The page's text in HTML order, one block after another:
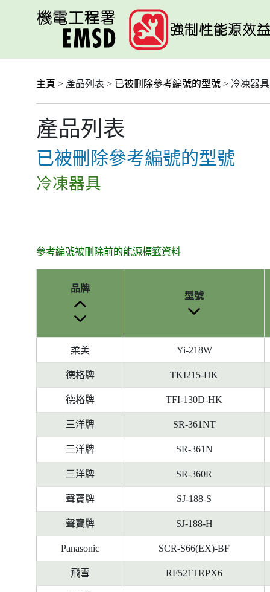
主頁 > 產品列表 > 已被刪除參考編號的型號 > 冷凍器具
產品列表
已被刪除參考編號的型號
冷凍器具
參考編號被刪除前的能源標籤資料
號
的
源
品牌
型號
柔美 Yi-218W
德格牌 TKI215-HK
德格牌 TFI-130D-HK
三洋牌 SR-361NT
三洋牌 SR-361N
三洋牌 SR-360R
聲寶牌 SJ-188-S
聲寶牌 SJ-188-H
Panasonic SCR-S66(EX)-BF
飛雪 RF521TRPX6